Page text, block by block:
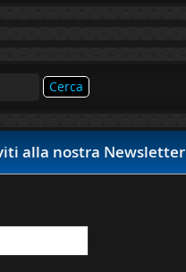
alla nostra Newsletter